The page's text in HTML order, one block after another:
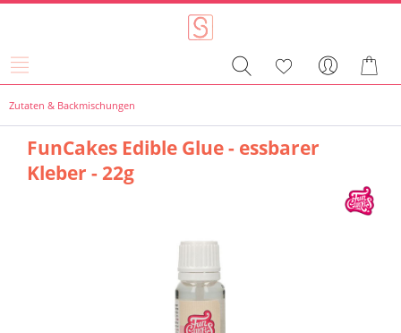
Zutaten & Backmischungen
FunCakes Edible Glue - essbarer
Kleber - 22g